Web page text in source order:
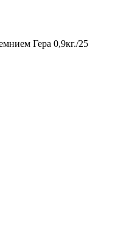
Гера 0,9кг./25